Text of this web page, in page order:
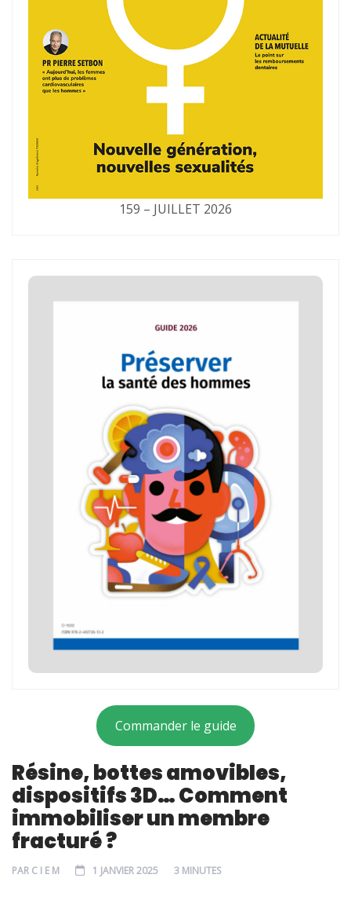
159 – JUILLET 2026
Commander le guide
Résine, bottes amovibles,
dispositifs 3D… Comment
immobiliser un membre
fracturé ?
PAR C I E M 1 JANVIER 2025 3 MINUTES